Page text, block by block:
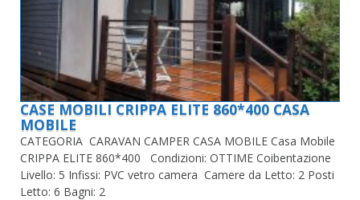
CASE MOBILI CRIPPA ELITE 860*400 CASA
MOBILE
CATEGORIA CARAVAN CAMPER CASA MOBILE Casa Mobile
CRIPPA ELITE 860*400 Condizioni: OTTIME Coibentazione
Livello: 5 Infissi: PVC vetro camera Camere da Letto: 2 Posti
Letto: 6 Bagni: 2